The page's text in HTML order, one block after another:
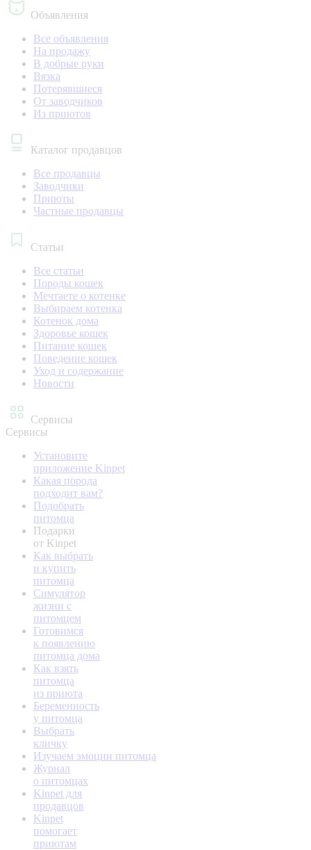
Объявления
Все объявления
На продажу
В добрые руки
Вязка
Потерявшиеся
От заводчиков
Из приютов
Каталог продавцов
Все продавцы
Заводчики
Приюты
Частные продавцы
Статьи
Все статьи
Породы кошек
Мечтаете о котенке
Выбираем котенка
Котенок дома
Здоровье кошек
Питание кошек
Поведение кошек
Уход и содержание
Новости
Сервисы
Сервисы
Установите
приложение Kinpet
Какая порода
подходит вам?
Подобрать
питомца
Подарки
от Kinpet
Как выбрать
и купить
питомца
Симулятор
жизни с
питомцем
Готовимся
к появлению
питомца дома
Как взять
питомца
из приюта
Беременность
у питомца
Выбрать
кличку
Изучаем эмоции питомца
Журнал
о питомцах
Kinpet для
продавцов
Kinpet
помогает
приютам